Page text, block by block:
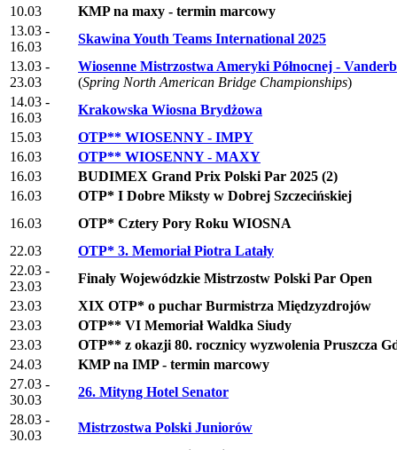
10.03
KMP na maxy - termin marcowy
13.03 -
16.03
Skawina Youth Teams International 2025
13.03 -
23.03
Wiosenne Mistrzostwa Ameryki Północnej -
(Spring North American Bridge Championships)
14.03 -
16.03
Krakowska Wiosna Brydżowa
15.03
OTP** WIOSENNY - IMPY
16.03
OTP** WIOSENNY - MAXY
16.03
BUDIMEX Grand Prix Polski Par 2025 (2)
16.03
OTP* I Dobre Miksty w Dobrej Szczecińskiej
16.03
OTP* Cztery Pory Roku WIOSNA
22.03
OTP* 3. Memoriał Piotra Latały
22.03 -
23.03
Finały Wojewódzkie Mistrzostw Polski Par Open
23.03
XIX OTP* o puchar Burmistrza Międzyzdrojów
23.03
OTP** VI Memoriał Waldka Siudy
23.03
OTP** z okazji 80. rocznicy wyzwolenia Pruszcza
24.03
KMP na IMP - termin marcowy
27.03 -
30.03
26. Mityng Hotel Senator
28.03 -
30.03
Mistrzostwa Polski Juniorów